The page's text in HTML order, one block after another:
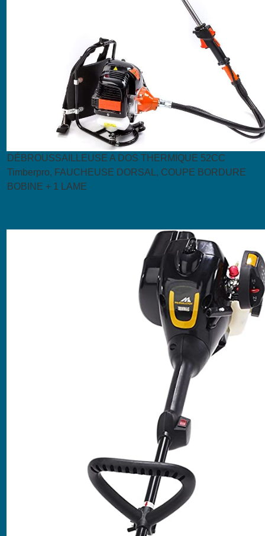
DÉBROUSSAILLEUSE A DOS THERMIQUE 52CC
Timberpro, FAUCHEUSE DORSAL, COUPE BORDURE
BOBINE + 1 LAME